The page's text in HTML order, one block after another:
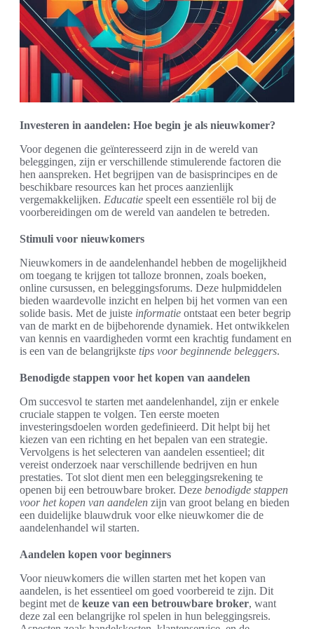
Investeren in aandelen: Hoe begin je als nieuwkomer?
Voor degenen die geïnteresseerd zijn in de wereld van
beleggingen, zijn er verschillende stimulerende factoren die
hen aanspreken. Het begrijpen van de basisprincipes en de
beschikbare resources kan het proces aanzienlijk
vergemakkelijken. Educatie speelt een essentiële rol bij de
voorbereidingen om de wereld van aandelen te betreden.
Stimuli voor nieuwkomers
Nieuwkomers in de aandelenhandel hebben de mogelijkheid
om toegang te krijgen tot talloze bronnen, zoals boeken,
online cursussen, en beleggingsforums. Deze hulpmiddelen
bieden waardevolle inzicht en helpen bij het vormen van een
solide basis. Met de juiste informatie ontstaat een beter begrip
van de markt en de bijbehorende dynamiek. Het ontwikkelen
van kennis en vaardigheden vormt een krachtig fundament en
is een van de belangrijkste tips voor beginnende beleggers.
Benodigde stappen voor het kopen van aandelen
Om succesvol te starten met aandelenhandel, zijn er enkele
cruciale stappen te volgen. Ten eerste moeten
investeringsdoelen worden gedefinieerd. Dit helpt bij het
kiezen van een richting en het bepalen van een strategie.
Vervolgens is het selecteren van aandelen essentieel; dit
vereist onderzoek naar verschillende bedrijven en hun
prestaties. Tot slot dient men een beleggingsrekening te
openen bij een betrouwbare broker. Deze benodigde stappen
voor het kopen van aandelen zijn van groot belang en bieden
een duidelijke blauwdruk voor elke nieuwkomer die de
aandelenhandel wil starten.
Aandelen kopen voor beginners
Voor nieuwkomers die willen starten met het kopen van
aandelen, is het essentieel om goed voorbereid te zijn. Dit
begint met de keuze van een betrouwbare broker, want
deze zal een belangrijke rol spelen in hun beleggingsreis.